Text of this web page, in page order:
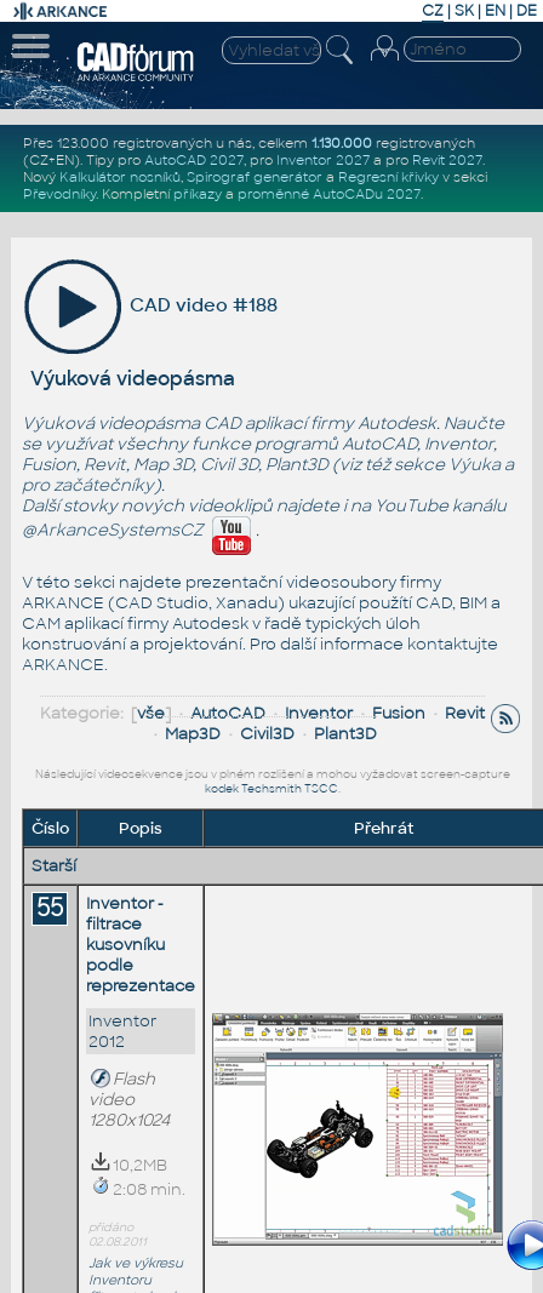
CZ | SK| EN | DE
Přes 123.000 registrovaných u nás, celkem 1.130.000registrovaných
(CZ+EN). Tipy pro AutoCAD 2027, pro Inventor 2027a pro Revit 2027.
Nový Kalkulátor nosníků, Spirograf generátor a Regresní křivkyv sekci
Převodníky. Kompletní příkazya proměnné AutoCADu 2027.
CAD video #188
Výuková videopásma
Výuková videopásma CAD aplikací firmy Autodesk. Naučte
se využívat všechny funkce programů AutoCAD, Inventor,
Fusion, Revit, Map 3D, Civil 3D, Plant3D (viz též sekce Výukaa
pro začátečníky).
Další stovky nových videoklipů najdete i na YouTube kanálu
@ArkanceSystemsCZ
.
V této sekci najdete prezentační videosoubory firmy
ARKANCE (CAD Studio, Xanadu) ukazující použítí CAD, BIM a
CAM aplikací firmy Autodesk v řadě typických úloh
konstruování a projektování. Pro další informace kontaktujte
ARKANCE.
Kategorie: [vše] •AutoCAD•Inventor•Fusion • Revit
• Map3D• Civil3D• Plant3D
Následující videosekvence jsou v plném rozlišení a mohou vyžadovat screen-capture
kodek Techsmith TSCC.
Číslo Popis
Přehrát
Starší
55
Inventor -
filtrace
kusovníku
podle
reprezentace
Inventor
2012
Flash
video
1280x1024
10,2MB
2:08 min.
přidáno
02.08.2011
Jak ve výkresu
Inventoru